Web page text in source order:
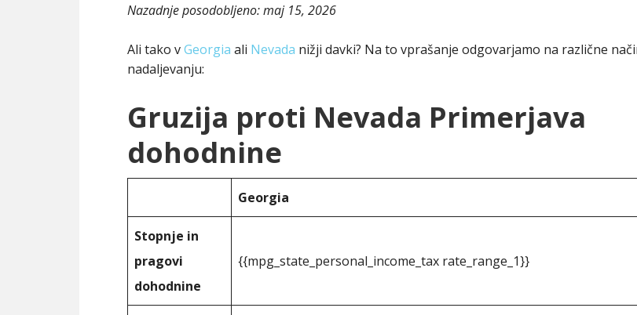
Nazadnje posodobljeno:maj 15, 2026
Ali tako vGeorgia ali Nevada nižji davki? Na to vprašanje odgovarjamo na različne
nadaljevanju:
Gruzija proti Nevada Primerjava
dohodnine
Georgia
Stopnje in
pragovi
dohodnine
{{mpg_state_personal_income_tax rate_range_1}}